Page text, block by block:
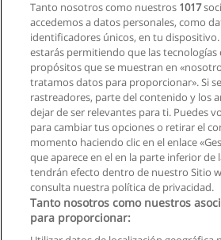
Centro de Entrenamiento FAICE
Solicita
Seguridad y Prevención de
Corporación Internacional de Educación
Solicita
Tanto nosotros como nuestros 1017
accedemos a datos personales, como
identificadores únicos, en tu dispositivo.
estarás permitiendo que las
propósitos que se muestran en
tratamos datos para proporcionar». Si
rastreadores, parte del contenido y los
dejar de ser relevantes para ti. Puedes
para cambiar tus opciones o retirar el
momento haciendo clic en el enlace
que aparece en el en la parte inferior de
tendrán efecto dentro de nuestro Sitio
consulta nuestra política de privacidad.
Tanto nosotros como nuestros
para proporcionar: